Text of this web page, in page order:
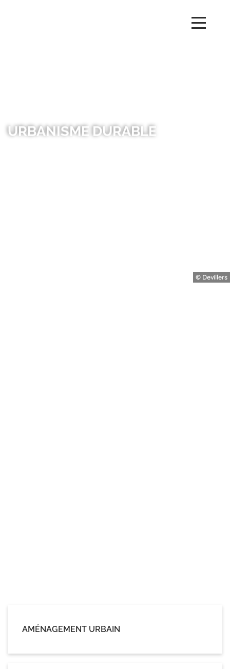
© Devillers
URBANISME DURABLE
AMÉNAGEMENT URBAIN